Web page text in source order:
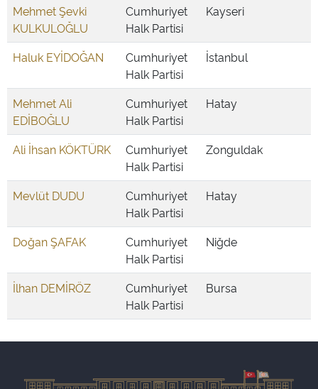
Mehmet Şevki
KULKULOĞLU
Cumhuriyet
Halk Partisi
Kayseri
Haluk EYİDOĞAN
Cumhuriyet
Halk Partisi
İstanbul
Mehmet Ali
EDİBOĞLU
Cumhuriyet
Halk Partisi
Hatay
Ali İhsan KÖKTÜRK
Cumhuriyet
Halk Partisi
Zonguldak
Mevlüt DUDU
Cumhuriyet
Halk Partisi
Hatay
Doğan ŞAFAK
Cumhuriyet
Halk Partisi
Niğde
İlhan DEMİRÖZ
Cumhuriyet
Halk Partisi
Bursa